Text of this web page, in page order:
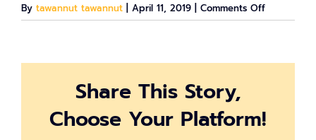
By tawannut tawannut April 11, 2019 Comments Offon
Share This Story,
Choose Your Platform!